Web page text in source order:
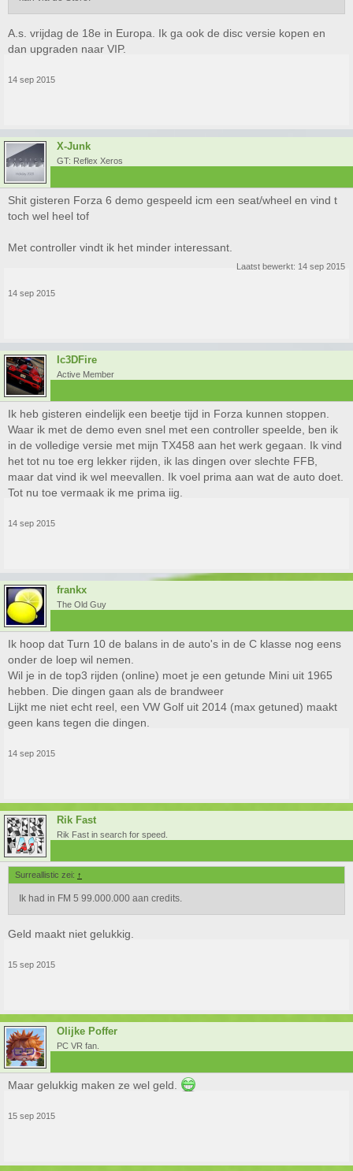
A.s. vrijdag de 18e in Europa. Ik ga ook de disc versie kopen en
dan upgraden naar VIP.
14 sep 2015
X-Junk
GT: Reflex Xeros
Shit gisteren Forza 6 demo gespeeld icm een seat/wheel en vind t
toch wel heel tof
Met controller vindt ik het minder interessant.
Laatst bewerkt: 14 sep 2015
14 sep 2015
Ic3DFire
Active Member
Ik heb gisteren eindelijk een beetje tijd in Forza kunnen stoppen.
Waar ik met de demo even snel met een controller speelde, ben ik
in de volledige versie met mijn TX458 aan het werk gegaan. Ik vind
het tot nu toe erg lekker rijden, ik las dingen over slechte FFB,
maar dat vind ik wel meevallen. Ik voel prima aan wat de auto doet.
Tot nu toe vermaak ik me prima iig.
14 sep 2015
frankx
The Old Guy
Ik hoop dat Turn 10 de balans in de auto's in de C klasse nog eens
onder de loep wil nemen.
Wil je in de top3 rijden (online) moet je een getunde Mini uit 1965
hebben. Die dingen gaan als de brandweer
Lijkt me niet echt reel, een VW Golf uit 2014 (max getuned) maakt
geen kans tegen die dingen.
14 sep 2015
Rik Fast
Rik Fast in search for speed.
Surreallistic zei: ↑
Ik had in FM 5 99.000.000 aan credits.
Geld maakt niet gelukkig.
15 sep 2015
Olijke Poffer
PC VR fan.
Maar gelukkig maken ze wel geld.
15 sep 2015